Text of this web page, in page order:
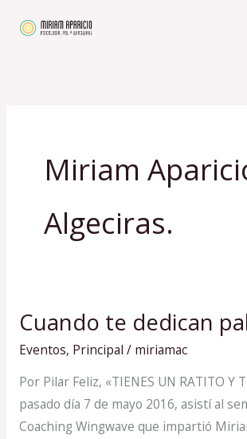
Miriam
Algeciras.
Cuando te dedican
Eventos, Principal / miriamac
Por Pilar Feliz, «TIENES UN RATITO Y
pasado día 7 de mayo 2016, asistí al
Coaching Wingwave que impartió
Cuando
te
palabras…